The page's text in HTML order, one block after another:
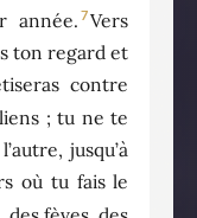
année. 7Vers
ton regard et
contre
; tu ne te
jusqu’à
où tu fais le